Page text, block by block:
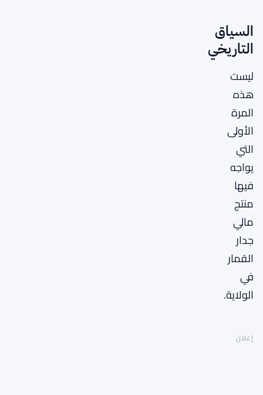
السياق
التاريخي
ليست
هذه
المرة
الأولى
التي
يواجه
فيها
منتج
مالي
جدار
القمار
في
الولاية.
إعلان